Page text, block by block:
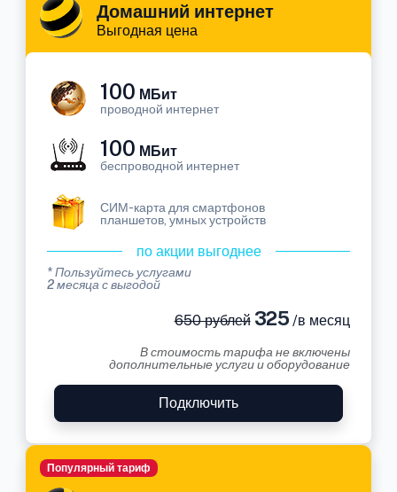
Домашний интернет
Выгодная цена
100 МБит
проводной интернет
100 МБит
беспроводной интернет
СИМ-карта для смартфонов
планшетов, умных устройств
по акции выгоднее
* Пользуйтесь услугами
2 месяца с выгодой
650 рублей325 /в месяц
В стоимость тарифа не включены
дополнительные услуги и оборудование
Подключить
Популярный тариф